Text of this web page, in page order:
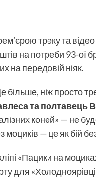
треку та
на потреби 93-ої
на передовій ніяк.
більше, ніж просто
та полтавець
коней» — не
моциків — це як бій
«Пацики на
для